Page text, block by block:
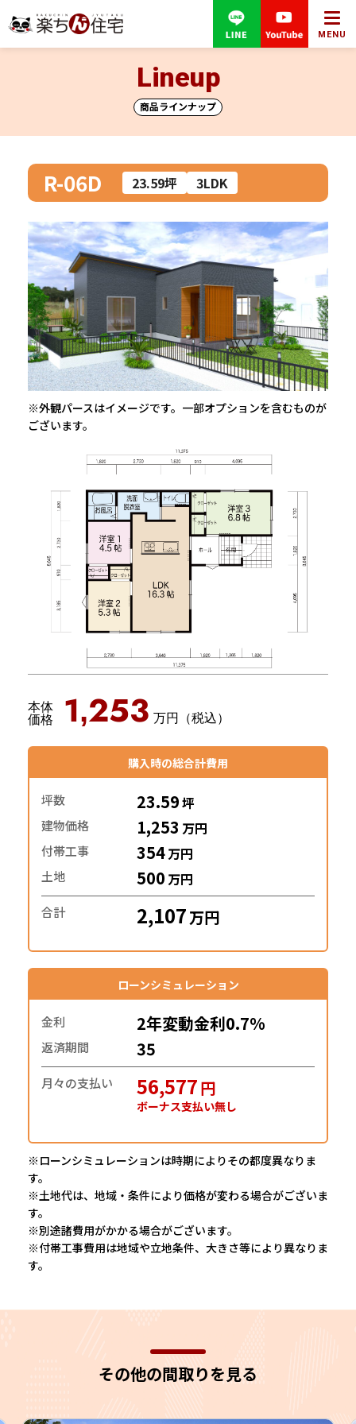
MENU
商品ラインナップ
Lineup
R-06D 23.59坪 3LDK
1,253
購入時の総合計費用
坪数 23.59坪
建物価格 1,253 万円
付帯工事 354万円
土地 500万円
合計 2,107万円
ローンシミュレーション
金利 2年変動金利0.7%
返済期間 35
月々の支払い 56,577円
ボーナス支払い無し
※ローンシミュレーションは時期によりその都度異なりま
す。
※土地代は、地域・条件により価格が変わる場合がございま
す。
※別途諸費用がかかる場合がございます。
※付帯工事費用は地域や立地条件、大きさ等により異なりま
す。
※外観パースはイメージです。一部オプションを含むものが
ございます。
その他の間取りを見る